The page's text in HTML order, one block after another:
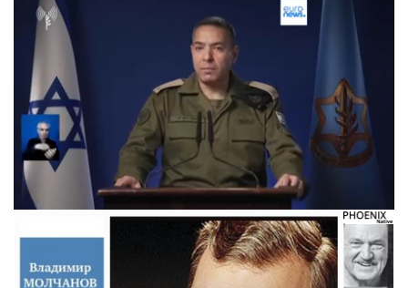
Следующее видео через 5 Отмена